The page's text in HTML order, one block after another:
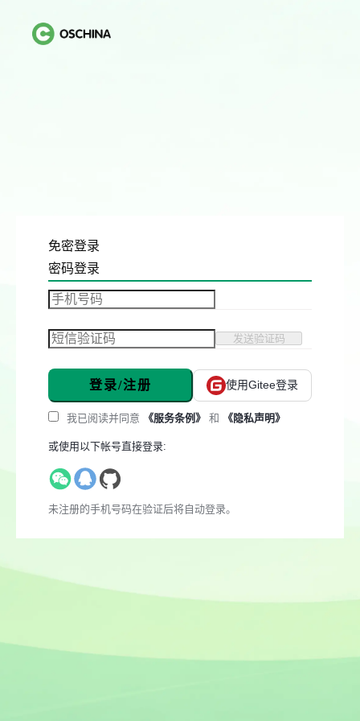
免密登录
密码登录
发送验证码
登录/注册 使用Gitee登录
我已阅读并同意 《服务条例》 和 《隐私声明》
或使用以下帐号直接登录:
未注册的手机号码在验证后将自动登录。